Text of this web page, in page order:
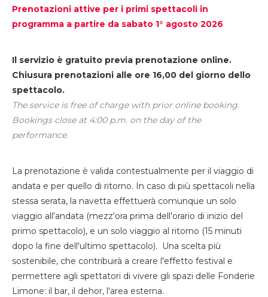
Prenotazioni attive per i primi spettacoli in
programma a partire da sabato 1° agosto 2026
Il servizio è gratuito previa prenotazione online.
Chiusura prenotazioni alle ore 16,00 del giorno dello
spettacolo.
The service is free of charge with prior online booking.
Bookings close at 4:00 p.m. on the day of the
performance.
La prenotazione è valida contestualmente per il viaggio di
andata e per quello di ritorno. In caso di più spettacoli nella
stessa serata, la navetta effettuerà comunque un solo
viaggio all'andata (mezz'ora prima dell'orario di inizio del
primo spettacolo), e un solo viaggio al ritorno (15 minuti
dopo la fine dell'ultimo spettacolo). Una scelta più
sostenibile, che contribuirà a creare l'effetto festival e
permettere agli spettatori di vivere gli spazi delle Fonderie
Limone: il bar, il dehor, l'area esterna.